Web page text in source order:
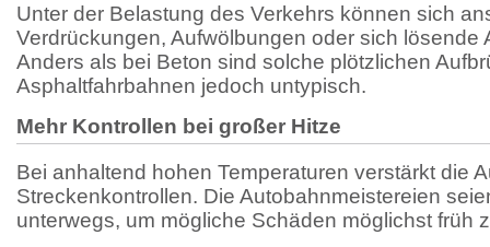
Unter der Belastung des Verkehrs können sich
Verdrückungen, Aufwölbungen oder sich lösende
Anders als bei Beton sind solche plötzlichen
Asphaltfahrbahnen jedoch untypisch.
Mehr Kontrollen bei großer Hitze
Bei anhaltend hohen Temperaturen verstärkt die
Streckenkontrollen. Die Autobahnmeistereien
unterwegs, um mögliche Schäden möglichst früh